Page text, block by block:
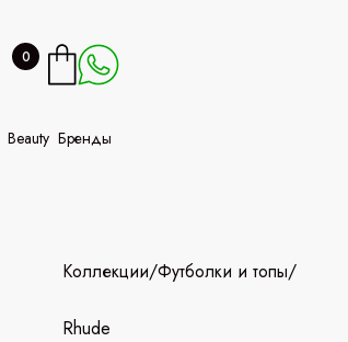
0
Beauty Бренды
Коллекции/Футболки и топы/
Rhude